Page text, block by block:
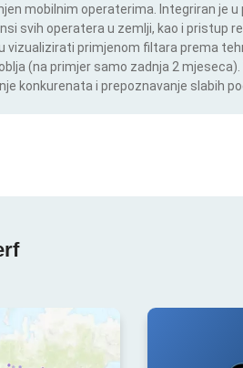
mobilnim operaterima. Integriran je
svih operatera u zemlji, kao i pristup
primjenom filtara prema
(na primjer samo zadnja 2
konkurenata i prepoznavanje slabih